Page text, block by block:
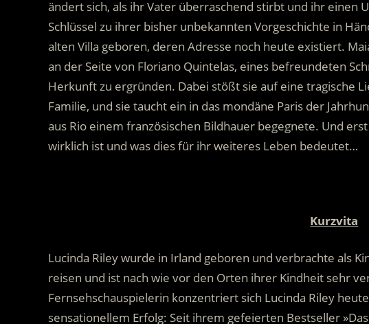
ändert sich, als ihr Vater überraschend stirbt und ihr einen
Schlüssel zu ihrer bisher unbekannten Vorgeschichte in
alten Villa geboren, deren Adresse noch heute existiert.
an der Seite von Floriano Quintelas, eines befreundeten
Herkunft zu ergründen. Dabei stößt sie auf eine tragische
Familie, und sie taucht ein in das mondäne Paris der
aus Rio einem französischen Bildhauer begegnete. Und
wirklich ist und was dies für ihr weiteres Leben bedeutet…
Kurzvita
Lucinda Riley wurde in Irland geboren und verbrachte als
reisen und ist nach wie vor den Orten ihrer Kindheit sehr
Fernsehschauspielerin konzentriert sich Lucinda Riley
sensationellem Erfolg: Seit ihrem gefeierten Bestseller